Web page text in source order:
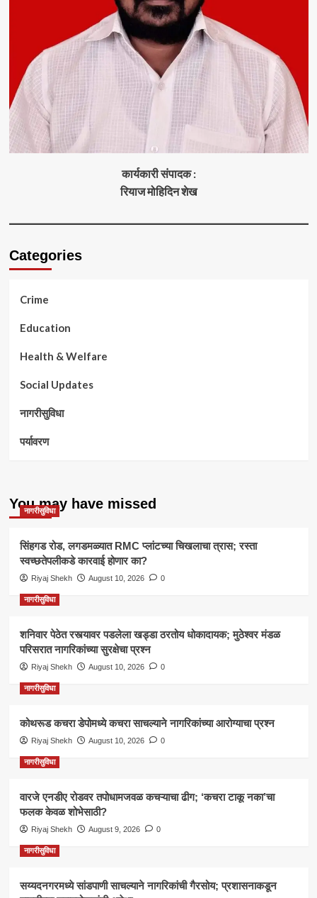
कार्यकारी संपादक :
रियाज मोहिदिन शेख
Categories
Crime
Education
Health & Welfare
Social Updates
नागरीसुविधा
पर्यावरण
You may have missed
नागरीसुविधा
सिंहगड रोड, लगडमळ्यात RMC प्लांटच्या चिखलाचा त्रास; रस्ता
स्वच्छतेपलीकडे कारवाई होणार का?
Riyaj Shekh August 10, 2026 0
नागरीसुविधा
शनिवार पेठेत रस्त्यावर पडलेला खड्डा ठरतोय धोकादायक; मुठेश्वर मंडळ
परिसरात नागरिकांच्या सुरक्षेचा प्रश्न
Riyaj Shekh August 10, 2026 0
नागरीसुविधा
कोथरूड कचरा डेपोमध्ये कचरा साचल्याने नागरिकांच्या आरोग्याचा प्रश्न
Riyaj Shekh August 10, 2026 0
नागरीसुविधा
वारजे एनडीए रोडवर तपोधामजवळ कचऱ्याचा ढीग; ‘कचरा टाकू नका’चा
फलक केवळ शोभेसाठी?
Riyaj Shekh August 9, 2026 0
नागरीसुविधा
सय्यदनगरमध्ये सांडपाणी साचल्याने नागरिकांची गैरसोय; प्रशासनाकडून